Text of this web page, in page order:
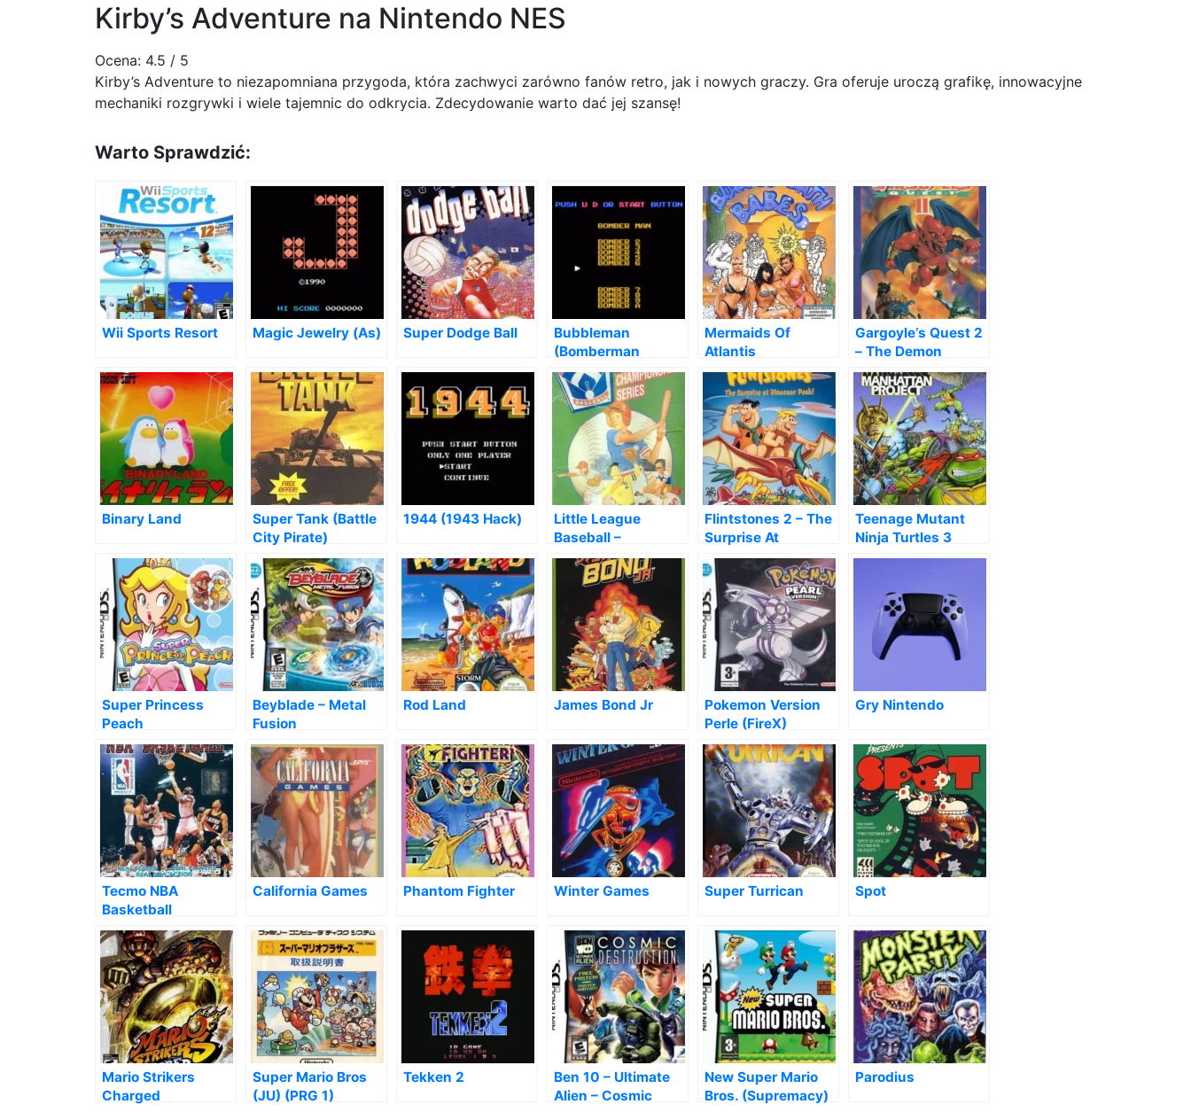
Kirby’s Adventure na Nintendo NES
Ocena: 4.5 / 5
Kirby’s Adventure to niezapomniana przygoda, która zachwyci zarówno fanów retro, jak i nowych graczy. Gra oferuje uroczą grafikę, innowacyjne
mechaniki rozgrywki i wiele tajemnic do odkrycia. Zdecydowanie warto dać jej szansę!
Warto Sprawdzić:
Wii Sports Resort Magic Jewelry (As) Super Dodge Ball
Bubbleman
(Bomberman
Collection Hack)
Mermaids Of
Atlantis
Gargoyle’s Quest 2
– The Demon
Darkness
Binary Land
Super Tank (Battle
City Pirate)
1944 (1943 Hack)
Little League
Baseball –
Championship
Series
Flintstones 2 – The
Surprise At
Dinosaur Peak!,
The
Teenage Mutant
Ninja Turtles 3
Super Princess
Peach
Beyblade – Metal
Fusion
Rod Land James Bond Jr
Pokemon Version
Perle (FireX)
Gry Nintendo
Tecmo NBA
Basketball
California Games Phantom Fighter Winter Games Super Turrican Spot
Mario Strikers
Charged
Super Mario Bros
(JU) (PRG 1)
Tekken 2
Ben 10 – Ultimate
Alien – Cosmic
New Super Mario
Bros. (Supremacy)
Parodius